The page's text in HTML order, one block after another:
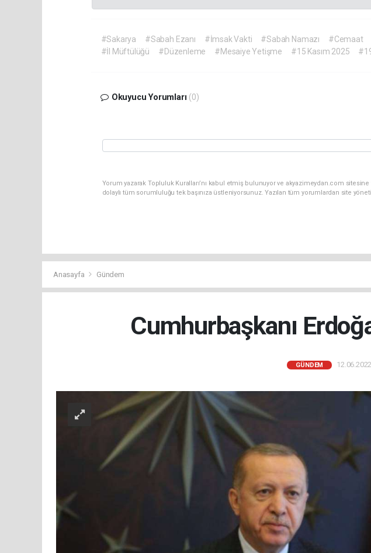
#Sakarya #Sabah Ezanı #İmsak Vakti #Sabah Namazı #Cemaat
#İl Müftülüğü
#Düzenleme #Mesaiye Yetişme #15 Kasım 2025
Okuyucu Yorumları (0)
Yorum yazarak Topluluk Kuralları’nı kabul etmiş bulunuyor ve akyazimeydan.com sitesine
dolaylı tüm sorumluluğu tek başınıza üstleniyorsunuz. Yazılan tüm yorumlardan site
Anasayfa Gündem
Cumhurbaşkanı
GÜNDEM